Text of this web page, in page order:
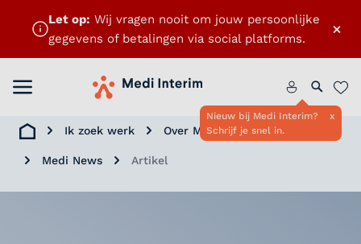
×
Let op: Wij vragen nooit om jouw persoonlijke
gegevens of betalingen via social platforms.
Menu openenHome
Nieuw bij Medi Interim?
Schrijf je snel in.
x
Zoeken
Home
Ik zoek werk Over Medi Interim
Medi News Artikel